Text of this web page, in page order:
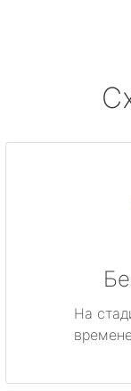
На